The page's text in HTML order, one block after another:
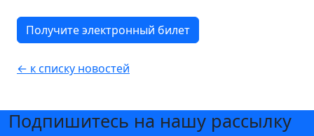
Получите электронный билет
← к списку новостей
Подпишитесь на нашу рассылку